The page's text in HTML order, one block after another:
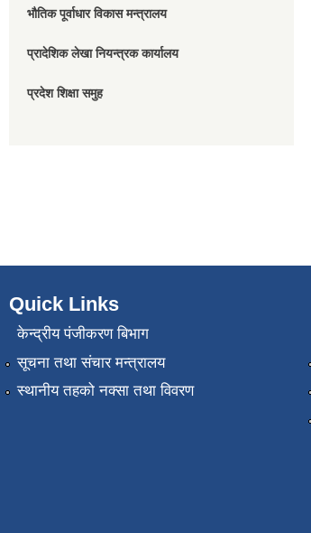
भौतिक पूर्वाधार विकास मन्त्रालय
प्रादेशिक लेखा नियन्त्रक कार्यालय
प्रदेश शिक्षा समुह
Quick Links
केन्द्रीय पंजीकरण बिभाग
सूचना तथा संचार मन्त्रालय
स्थानीय तहको नक्सा तथा विवरण